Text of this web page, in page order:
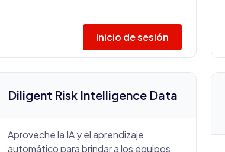
gobernanza corporativa.
Inicio de sesión
Diligent Risk Intelligence Data
Aproveche la IA y el aprendizaje
automático para brindar a los equipos